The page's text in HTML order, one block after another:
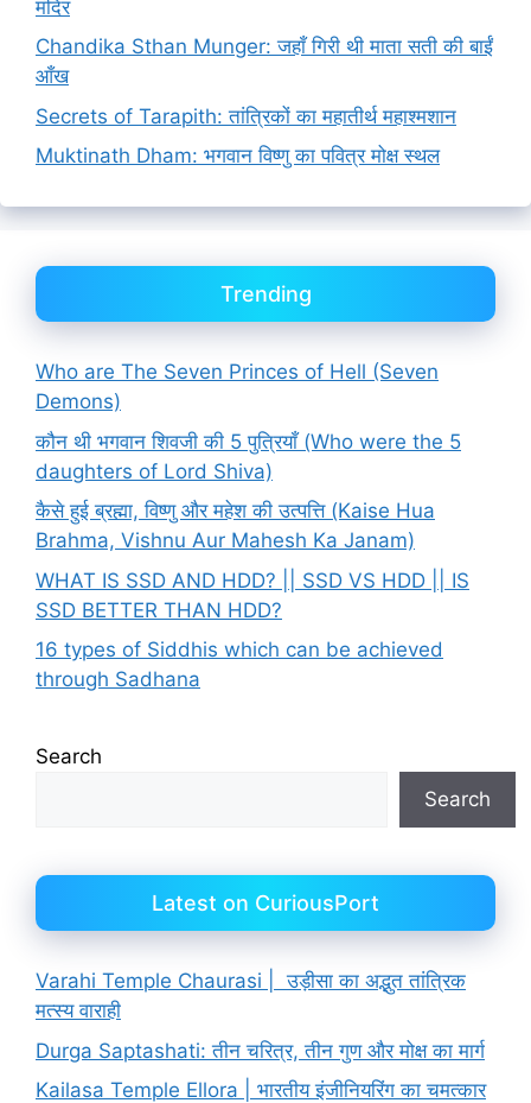
मंदिर
Chandika Sthan Munger: जहाँ गिरी थी माता सती की बाईं
आँख
Secrets of Tarapith: तांत्रिकों का महातीर्थ महाश्मशान
Muktinath Dham: भगवान विष्णु का पवित्र मोक्ष स्थल
Trending
Who are The Seven Princes of Hell (Seven
Demons)
कौन थी भगवान शिवजी की 5 पुत्रियाँ (Who were the 5
daughters of Lord Shiva)
कैसे हुई ब्रह्मा, विष्णु और महेश की उत्पत्ति (Kaise Hua
Brahma, Vishnu Aur Mahesh Ka Janam)
WHAT IS SSD AND HDD? || SSD VS HDD || IS
SSD BETTER THAN HDD?
16 types of Siddhis which can be achieved
through Sadhana
Search
Search
Latest on CuriousPort
Varahi Temple Chaurasi | उड़ीसा का अद्भुत तांत्रिक
मत्स्य वाराही
Durga Saptashati: तीन चरित्र, तीन गुण और मोक्ष का मार्ग
Kailasa Temple Ellora | भारतीय इंजीनियरिंग का चमत्कार